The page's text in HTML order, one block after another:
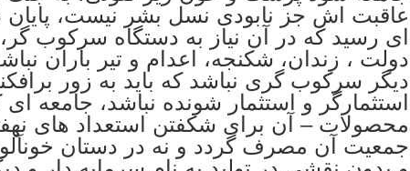
عاقبت اش جز نابودی نسل بشر نیست، پایان
ای رسید که در آن نیاز به دستگاه سرکوب گر،
دولت ، زندان، شکنجه، اعدام و تیر باران
دیگر سرکوب گری نباشد که باید به زور
استثمارگر و استثمار شونده نباشد، جامعه
محصولات – آن برای شکفتن استعداد های
جمعیت آن مصرف گردد و نه در دستان